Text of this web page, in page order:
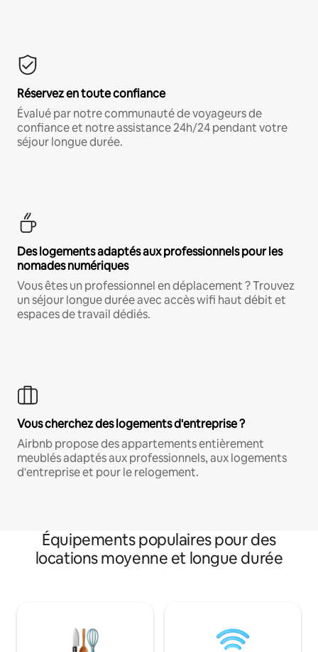
Réservez en toute confiance
Évalué par notre communauté de voyageurs de
confiance et notre assistance 24h/24 pendant votre
séjour longue durée.
Des logements adaptés aux professionnels pour les
nomades numériques
Vous êtes un professionnel en déplacement ? Trouvez
un séjour longue durée avec accès wifi haut débit et
espaces de travail dédiés.
Vous cherchez des logements d'entreprise ?
Airbnb propose des appartements entièrement
meublés adaptés aux professionnels, aux logements
d'entreprise et pour le relogement.
Équipements populaires pour des
locations moyenne et longue durée